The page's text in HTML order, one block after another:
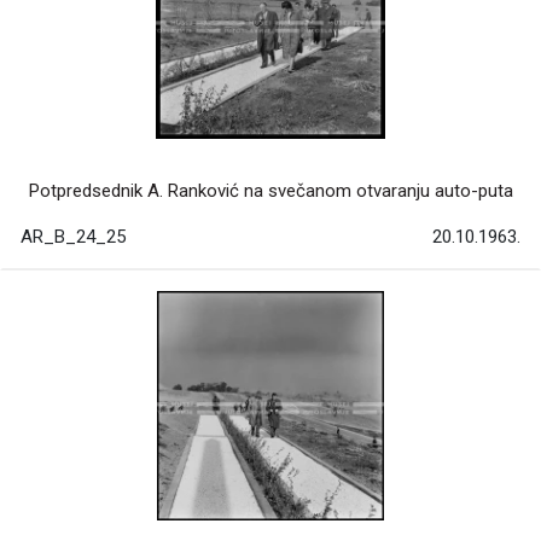
Potpredsednik A. Ranković na svečanom otvaranju auto-puta
AR_B_24_25 20.10.1963.